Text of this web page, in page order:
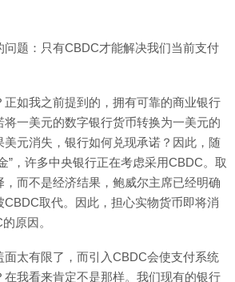
问题：只有CBDC才能解决我们当前支付
如我之前提到的，拥有可靠的商业银行
一美元的数字银行货币转换为一美元的
美元消失，银行如何兑现承诺？因此，随
”，许多中央银行正在考虑采用CBDC。取
而不是经济结果，鲍威尔主席已经明确
取代。因此，担心实物货币即将消
原因。
面太有限了，而引入CBDC会使支付系统
在我看来肯定不是那样。我们现有的银行